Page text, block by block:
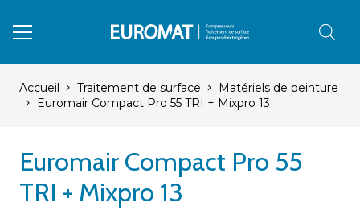
Accueil Traitement de surface
Matériels de peinture
Euromair Compact Pro 55 TRI + Mixpro 13
Euromair Compact Pro 55
TRI + Mixpro 13